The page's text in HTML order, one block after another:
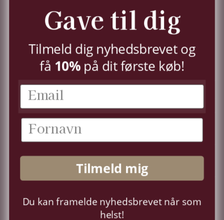
persondatapolitik.
TILMELD
OM OS
Sprog
Dansk
Gave til dig
Tilmeld dig nyhedsbrevet og
få 10%på dit første køb!
Tilmeld mig
Du kan framelde nyhedsbrevet når som
helst!